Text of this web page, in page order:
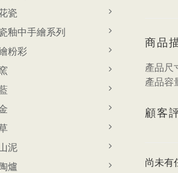
瓷
釉中手繪系列
粉彩
泥
爐
商品
產品尺
產品容
顧客
尚未有